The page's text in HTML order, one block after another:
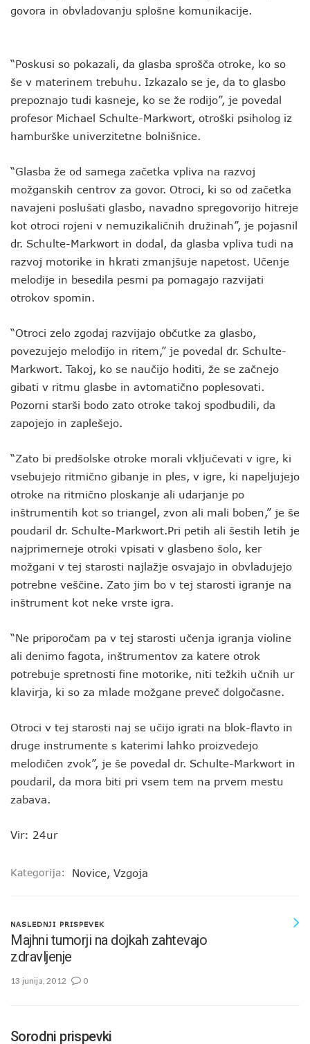
govora in obvladovanju splošne komunikacije.
“Poskusi so pokazali, da glasba sprošča otroke, ko so
še v materinem trebuhu. Izkazalo se je, da to glasbo
prepoznajo tudi kasneje, ko se že rodijo”, je povedal
profesor Michael Schulte-Markwort, otroški psiholog iz
hamburške univerzitetne bolnišnice.
“Glasba že od samega začetka vpliva na razvoj
možganskih centrov za govor. Otroci, ki so od začetka
navajeni poslušati glasbo, navadno spregovorijo hitreje
kot otroci rojeni v nemuzikaličnih družinah”, je pojasnil
dr. Schulte-Markwort in dodal, da glasba vpliva tudi na
razvoj motorike in hkrati zmanjšuje napetost. Učenje
melodije in besedila pesmi pa pomagajo razvijati
otrokov spomin.
“Otroci zelo zgodaj razvijajo občutke za glasbo,
povezujejo melodijo in ritem,” je povedal dr. Schulte-
Markwort. Takoj, ko se naučijo hoditi, že se začnejo
gibati v ritmu glasbe in avtomatično poplesovati.
Pozorni starši bodo zato otroke takoj spodbudili, da
zapojejo in zaplešejo.
“Zato bi predšolske otroke morali vključevati v igre, ki
vsebujejo ritmično gibanje in ples, v igre, ki napeljujejo
otroke na ritmično ploskanje ali udarjanje po
inštrumentih kot so triangel, zvon ali mali boben,” je še
poudaril dr. Schulte-Markwort.Pri petih ali šestih letih je
najprimerneje otroki vpisati v glasbeno šolo, ker
možgani v tej starosti najlažje osvajajo in obvladujejo
potrebne veščine. Zato jim bo v tej starosti igranje na
inštrument kot neke vrste igra.
“Ne priporočam pa v tej starosti učenja igranja violine
ali denimo fagota, inštrumentov za katere otrok
potrebuje spretnosti fine motorike, niti težkih učnih ur
klavirja, ki so za mlade možgane preveč dolgočasne.
Otroci v tej starosti naj se učijo igrati na blok-flavto in
druge instrumente s katerimi lahko proizvedejo
melodičen zvok”, je še povedal dr. Schulte-Markwort in
poudaril, da mora biti pri vsem tem na prvem mestu
zabava.
Vir: 24ur
Kategorija: Novice, Vzgoja
NASLEDNJI PRISPEVEK
Majhni tumorji na dojkah zahtevajo
zdravljenje
13 junija, 2012 0
Sorodni prispevki